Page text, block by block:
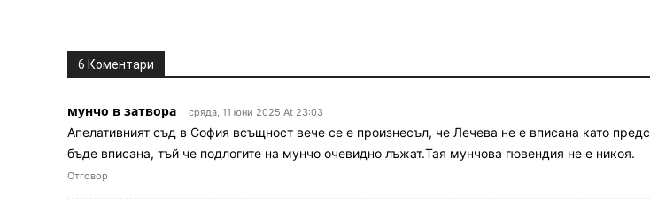
6 Коментари
мунчо в затвора сряда, 11 юни 2025 At 23:03
Апелативният съд в София всъщност вече се е произнесъл, че Лечева не е вписана като
бъде вписана, тъй че подлогите на мунчо очевидно лъжат.Тая мунчова гювендия не е никоя.
Отговор